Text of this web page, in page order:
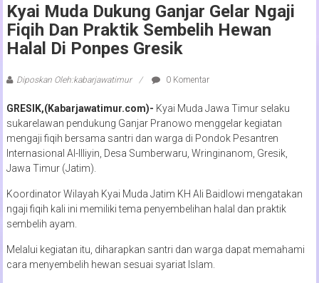
Kyai Muda Dukung Ganjar Gelar Ngaji
Fiqih Dan Praktik Sembelih Hewan
Halal Di Ponpes Gresik
Diposkan Oleh:kabarjawatimur 0 Komentar
GRESIK,(Kabarjawatimur.com)- Kyai Muda Jawa Timur selaku
sukarelawan pendukung Ganjar Pranowo menggelar kegiatan
mengaji fiqih bersama santri dan warga di Pondok Pesantren
Internasional Al-Illiyin, Desa Sumberwaru, Wringinanom, Gresik,
Jawa Timur (Jatim).
Koordinator Wilayah Kyai Muda Jatim KH Ali Baidlowi mengatakan
ngaji fiqih kali ini memiliki tema penyembelihan halal dan praktik
sembelih ayam.
Melalui kegiatan itu, diharapkan santri dan warga dapat memahami
cara menyembelih hewan sesuai syariat Islam.